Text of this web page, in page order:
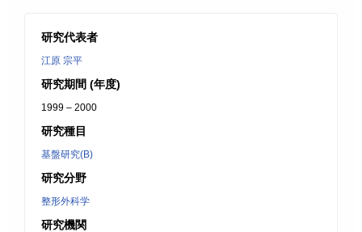
研究代表者
江原 宗平
研究期間 (年度)
1999 – 2000
研究種目
基盤研究(B)
研究分野
整形外科学
研究機関